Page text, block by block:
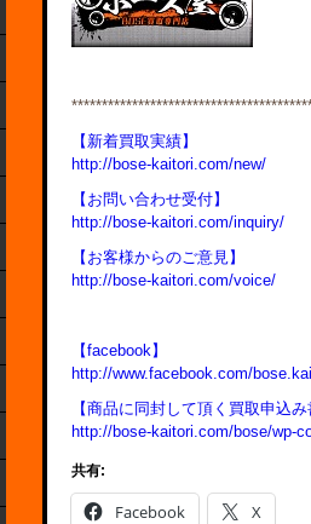
【新着買取実績】
http://bose-kaitori.com/new/
【お問い合わせ受付】
http://bose-kaitori.com/inquiry/
【お客様からのご意見】
http://bose-kaitori.com/voice/
【facebook】
http://www.facebook.com/
【商品に同封して頂く買取申込
http://bose-kaitori.com/bose/wp-
共有:
Facebook X